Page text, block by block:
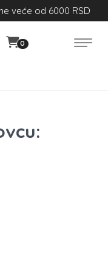
veće od 6000 RSD
0